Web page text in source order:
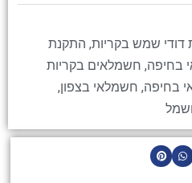
דודי שמש בקריות, התקנת
בחיפה, חשמלאים בקריות
בחיפה, חשמלאי בצפון,